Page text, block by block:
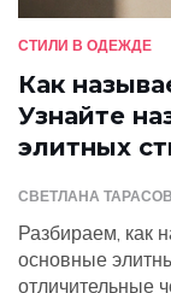
СТИЛИ В ОДЕЖДЕ
Как
Узнайте
элитных
СВЕТЛАНА
Разбираем, как
основные
отличительные